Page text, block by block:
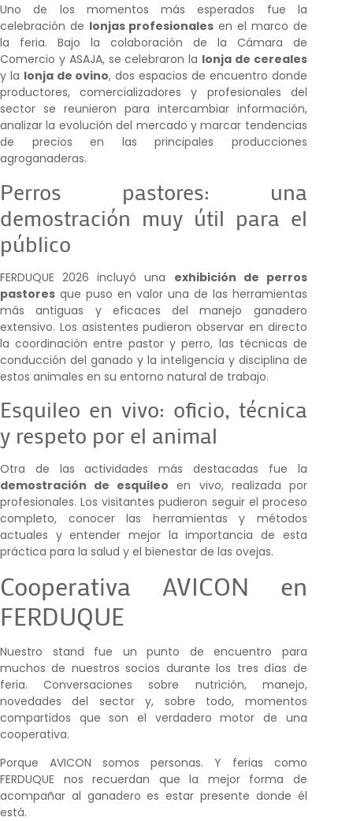
Uno de los momentos más esperados fue la
celebración de lonjas profesionales en el marco de
la feria. Bajo la colaboración de la Cámara de
Comercio y ASAJA, se celebraron la lonja de cereales
y la lonja de ovino, dos espacios de encuentro donde
productores, comercializadores y profesionales del
sector se reunieron para intercambiar información,
analizar la evolución del mercado y marcar tendencias
de precios en las principales producciones
agroganaderas.
Perros pastores: una
demostración muy útil para el
público
FERDUQUE 2026 incluyó una exhibición de perros
pastores que puso en valor una de las herramientas
más antiguas y eficaces del manejo ganadero
extensivo. Los asistentes pudieron observar en directo
la coordinación entre pastor y perro, las técnicas de
conducción del ganado y la inteligencia y disciplina de
estos animales en su entorno natural de trabajo.
Esquileo en vivo: oficio, técnica
y respeto por el animal
Otra de las actividades más destacadas fue la
demostración de esquileo en vivo, realizada por
profesionales. Los visitantes pudieron seguir el proceso
completo, conocer las herramientas y métodos
actuales y entender mejor la importancia de esta
práctica para la salud y el bienestar de las ovejas.
Cooperativa AVICON en
FERDUQUE
Nuestro stand fue un punto de encuentro para
muchos de nuestros socios durante los tres días de
feria. Conversaciones sobre nutrición, manejo,
novedades del sector y, sobre todo, momentos
compartidos que son el verdadero motor de una
cooperativa.
Porque AVICON somos personas. Y ferias como
FERDUQUE nos recuerdan que la mejor forma de
acompañar al ganadero es estar presente donde él
está.